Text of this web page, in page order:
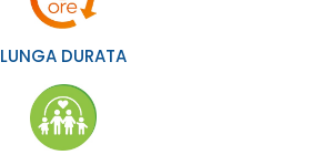
LUNGA DURATA